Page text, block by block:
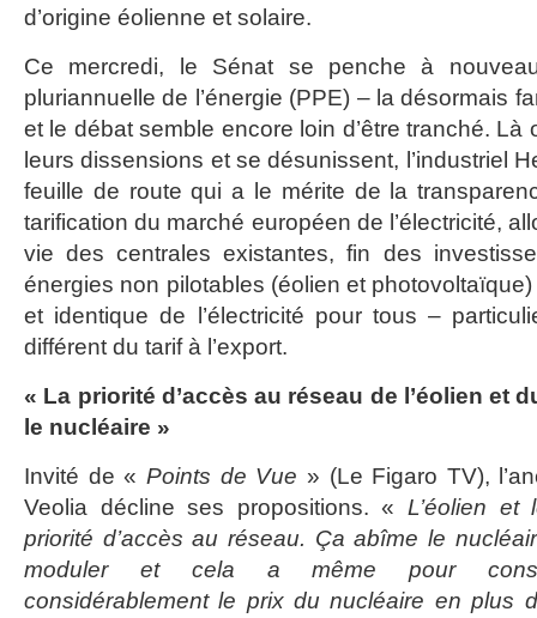
d’origine éolienne et solaire.
Ce mercredi, le Sénat se penche à
pluriannuelle de l’énergie (PPE) – la désormais
et le débat semble encore loin d’être tranché. Là
leurs dissensions et se désunissent, l’industriel
feuille de route qui a le mérite de la
tarification du marché européen de l’électricité,
vie des centrales existantes, fin des
énergies non pilotables (éolien et
et identique de l’électricité pour tous –
différent du tarif à l’export.
« La priorité d’accès au réseau de l’éolien et
le nucléaire »
Invité de « Points de Vue » (Le Figaro TV),
Veolia décline ses propositions. « L’éolien et
priorité d’accès au réseau. Ça abîme le
moduler et cela a même pour
considérablement le prix du nucléaire en plus